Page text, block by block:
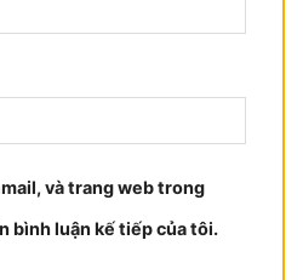
và trang web trong
bình luận kế tiếp của tôi.